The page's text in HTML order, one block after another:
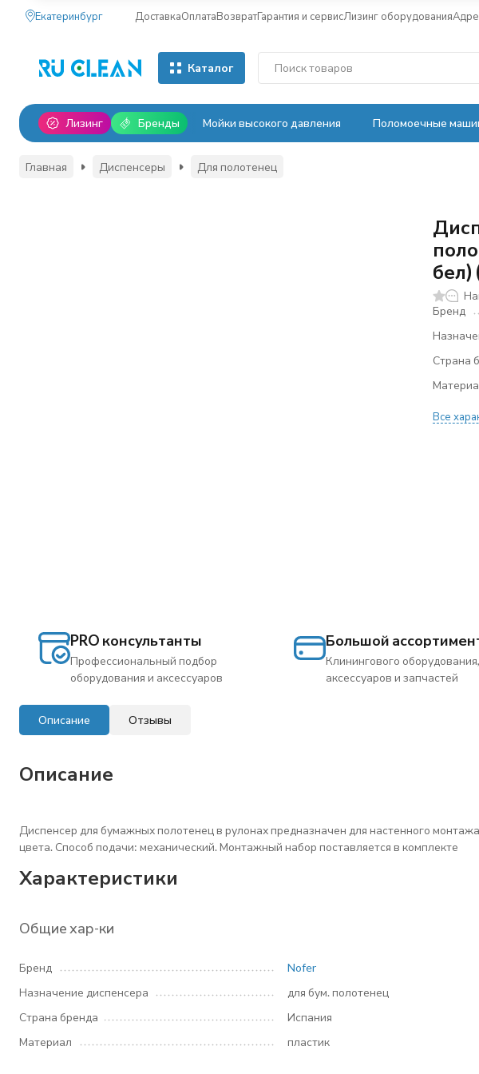
Екатеринбург ДоставкаОплатаВозвратГарантия и сервисЛизинг оборудования
Каталог
Лизинг Бренды Мойки высокого давления Поломоечные
Главная Диспенсеры Для полотенец
бел)
Бренд
Страна
Все
PRO консультанты
Профессиональный подбор
оборудования и аксессуаров
Большой
Клинингового оборудования,
аксессуаров и запчастей
Описание Отзывы
Описание
Диспенсер для бумажных полотенец в рулонах предназначен для настенного
цвета. Способ подачи: механический. Монтажный набор поставляется в комплекте
Характеристики
Общие хар-ки
Бренд
Nofer
Назначение диспенсера
для бум. полотенец
Страна бренда
Испания
Материал
пластик